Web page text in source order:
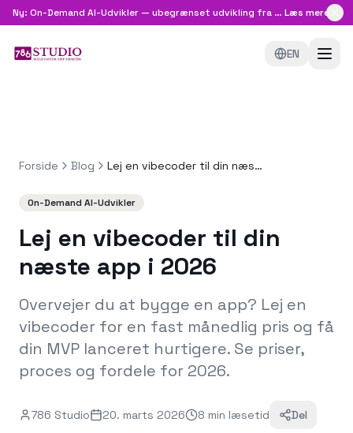
Ny: On-Demand AI-Udvikler — ubegrænset udvikling fra 8.999 kr/md
Læs mere
EN
Forside Blog Lej en vibecoder til din næste app i 2026
On-Demand AI-Udvikler
Lej en vibecoder til din
næste app i 2026
Overvejer du at bygge en app? Lej en
vibecoder for en fast månedlig pris og få
din MVP lanceret hurtigere. Se priser,
proces og fordele for 2026.
786 Studio 20. marts 2026 8 min læsetid Del